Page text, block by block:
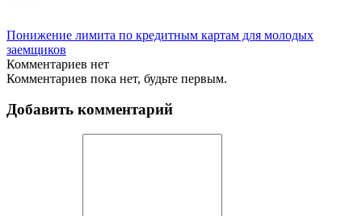
Понижение лимита по кредитным картам для молодых
заемщиков
Комментариев нет
Комментариев пока нет, будьте первым.
Добавить комментарий